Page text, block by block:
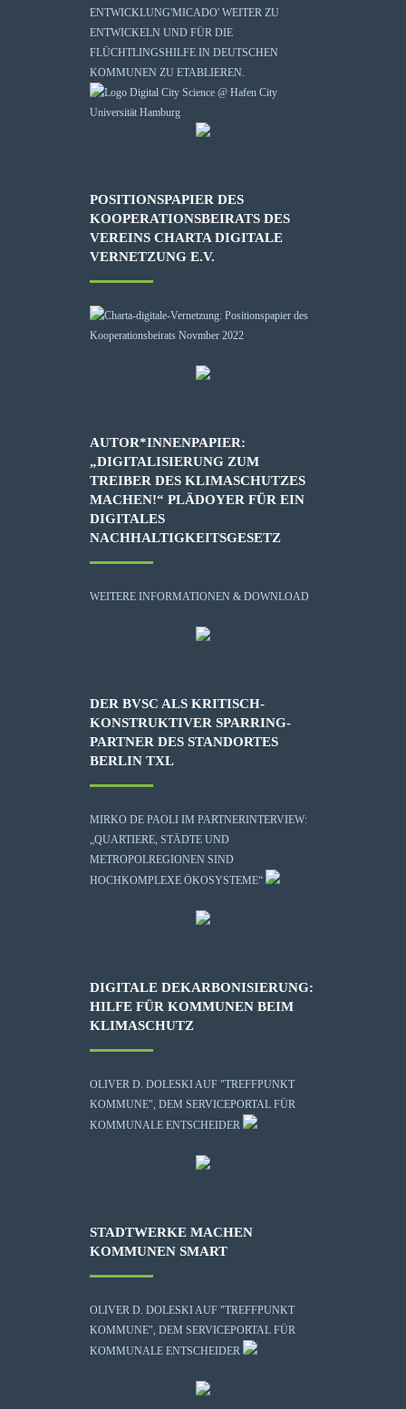
ENTWICKLUNG'MICADO' WEITER ZU
ENTWICKELN UND FÜR DIE
FLÜCHTLINGSHILFE IN DEUTSCHEN
KOMMUNEN ZU ETABLIEREN.
POSITIONSPAPIER DES
KOOPERATIONSBEIRATS DES
VEREINS CHARTA DIGITALE
VERNETZUNG E.V.
AUTOR*INNENPAPIER:
„DIGITALISIERUNG ZUM
TREIBER DES KLIMASCHUTZES
MACHEN!“ PLÄDOYER FÜR EIN
DIGITALES
NACHHALTIGKEITSGESETZ
WEITERE INFORMATIONEN & DOWNLOAD
DER BVSC ALS KRITISCH-
KONSTRUKTIVER SPARRING-
PARTNER DES STANDORTES
BERLIN TXL
MIRKO DE PAOLI IM PARTNERINTERVIEW:
„QUARTIERE, STÄDTE UND
METROPOLREGIONEN SIND
HOCHKOMPLEXE ÖKOSYSTEME“
DIGITALE DEKARBONISIERUNG:
HILFE FÜR KOMMUNEN BEIM
KLIMASCHUTZ
OLIVER D. DOLESKI AUF "TREFFPUNKT
KOMMUNE", DEM SERVICEPORTAL FÜR
KOMMUNALE ENTSCHEIDER
STADTWERKE MACHEN
KOMMUNEN SMART
OLIVER D. DOLESKI AUF "TREFFPUNKT
KOMMUNE", DEM SERVICEPORTAL FÜR
KOMMUNALE ENTSCHEIDER